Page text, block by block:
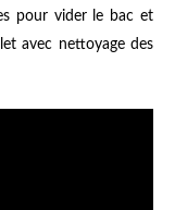
pour vider le bac et
avec nettoyage des